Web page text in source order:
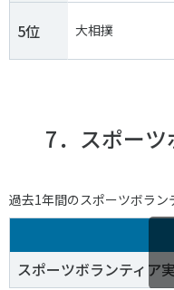
5位 大相撲
7．スポー
過去1年間のスポーツボラン
スポーツボランティア